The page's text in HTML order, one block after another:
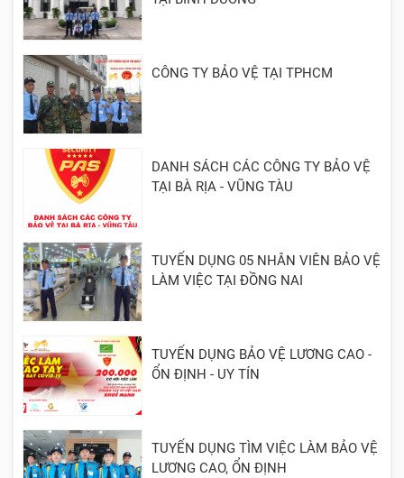
CÔNG TY BẢO VỆ TẠI TPHCM
DANH SÁCH CÁC CÔNG TY BẢO VỆ
TẠI BÀ RỊA - VŨNG TÀU
TUYỂN DỤNG 05 NHÂN VIÊN BẢO VỆ
LÀM VIỆC TẠI ĐỒNG NAI
TUYỂN DỤNG BẢO VỆ LƯƠNG CAO -
ỔN ĐỊNH - UY TÍN
TUYỂN DỤNG TÌM VIỆC LÀM BẢO VỆ
LƯƠNG CAO, ỔN ĐỊNH